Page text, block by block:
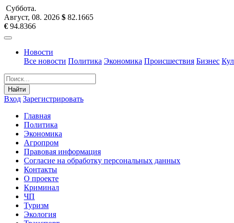
Суббота.
Август, 08. 2026 $ 82.1665
€ 94.8366
Новости
Все новости Политика Экономика Происшествия Бизнес
Найти
Вход Зарегистрировать
Главная
Политика
Экономика
Агропром
Правовая информация
Согласие на обработку персональных данных
Контакты
О проекте
Криминал
ЧП
Туризм
Экология